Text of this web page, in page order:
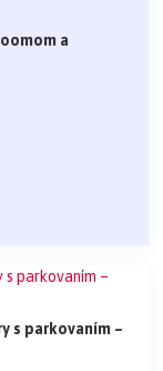
a
s parkovaním –